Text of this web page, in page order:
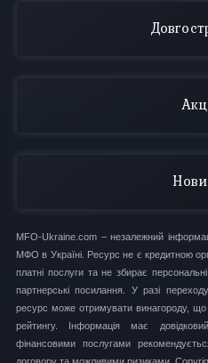
MFO-Ukraine.com – незалежний
МФО в Україні. Ресурс не є кредитною
платні послуги та не збирає
партнерські посилання. У разі
ресурс може отримувати винагороду,
рейтингу. Інформація має
фінансовими послугами